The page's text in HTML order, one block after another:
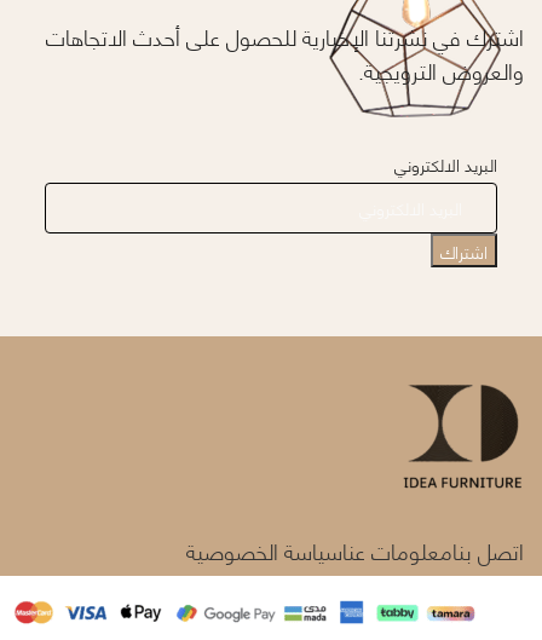
اشترك في نشرتنا الإخبارية للحصول على أحدث الاتجاهات
والعروض الترويجية.
البريد الالكتروني
اتصل بنامعلومات عناسياسة الخصوصية